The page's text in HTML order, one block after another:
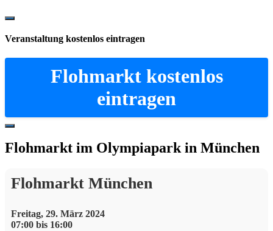
Show
Content
Veranstaltung kostenlos eintragen
Flohmarkt kostenlos
eintragen
Hide
Content
Flohmarkt im Olympiapark in München
Flohmarkt München
Freitag, 29. März 2024
07:00 bis 16:00